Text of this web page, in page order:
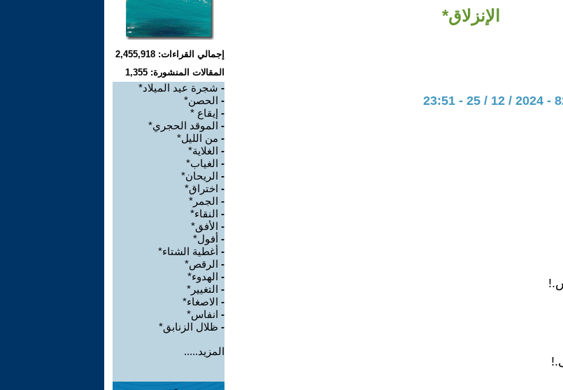
الإنزلاق*
إجمالي القراءات: 2,455,918
المقالات المنشورة: 1,355
- شجرة عيد الميلاد*
- الحصن*
- إيقاع *
- الموقد الحجري*
- من الليل*
- الغلاية*
- الغياب*
- الريحان*
- اختراق*
- الجمر*
- النقاء*
- الأفق*
- أفول*
- أغطية الشتاء*
- الرقص*
- الهدوء*
- التغيير*
- الاصغاء*
- انفاس*
- ظلال الزنابق*
المزيد.....